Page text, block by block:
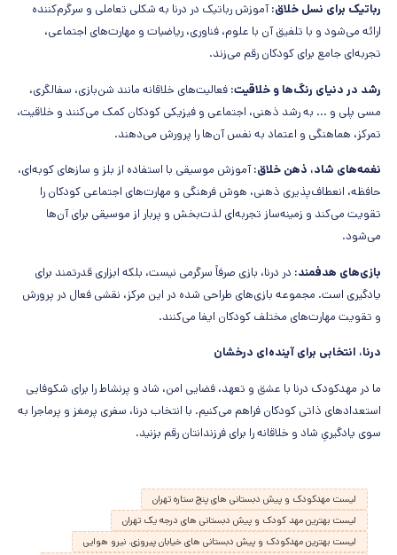
رباتیک برای نسل خلاق:آموزش رباتیک در درنا به شکلی تعاملی و سرگرم‌کننده
ارائه می‌شود و با تلفیق آن با علوم، فناوری، ریاضیات و مهارت‌های اجتماعی،
تجربه‌ای جامع برای کودکان رقم می‌زند.
رشد در دنیای رنگ‌ها و خلاقیت: فعالیت‌های خلاقانه مانند شن‌بازی، سفالگری،
مسی پلی و ... به رشد ذهنی، اجتماعی و فیزیکی کودکان کمک می‌کنند و خلاقیت،
تمرکز، هماهنگی و اعتماد به نفس آن‌ها را پرورش می‌دهند.
نغمه‌های شاد، ذهن خلاق:آموزش موسیقی با استفاده از بلز و سازهای کوبه‌ای،
حافظه، انعطاف‌پذیری ذهنی، هوش فرهنگی و مهارت‌های اجتماعی کودکان را
تقویت می‌کند و زمینه‌ساز تجربه‌ای لذت‌بخش و پربار از موسیقی برای آن‌ها
می‌شود.
بازی‌های هدفمند: در درنا، بازی صرفاً سرگرمی نیست، بلکه ابزاری قدرتمند برای
یادگیری است. مجموعه بازی‌های طراحی شده در این مرکز، نقشی فعال در پرورش
و تقویت مهارت‌های مختلف کودکان ایفا می‌کنند.
درنا، انتخابی برای آینده‌ای درخشان
ما در مهدکودک درنا با عشق و تعهد، فضایی امن، شاد و پرنشاط را برای شکوفایی
استعدادهای ذاتی کودکان فراهم می‌کنیم. با انتخاب درنا، سفری پرمغز و پرماجرا به
سوی یادگیریِ شاد و خلاقانه را برای فرزندانتان رقم بزنید.
لیست مهدکودک و پیش دبستانی های پنج ستاره تهران
لیست بهترین مهد کودک و پیش دبستانی های درجه یک تهران
لیست بهترین مهدکودک و پیش دبستانی های خیابان پیروزی، نیرو هوایی